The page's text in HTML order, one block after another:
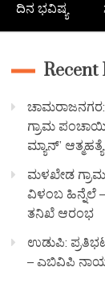
ದಿನ ಭವಿಷ್ಯ
Recent
ಗ್ರಾಮ
ಮ್ಯಾನ್’ ಆತ್ಮಹತ್ಯೆ
ಮಳಖೇಡ
ವಿಳಂಬ ಹಿನ್ನೆಲೆ
ತನಿಖೆ ಆರಂಭ
ಉಡುಪಿ:
– ಎಬಿವಿಪಿ